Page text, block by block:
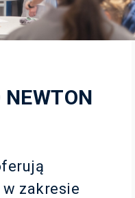
zakresie